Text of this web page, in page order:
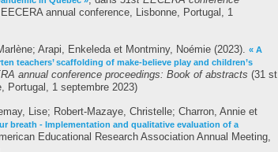
annual conference, Lisbonne, Portugal, 1
; Arapi, Enkeledaet Montminy, Noémie (2023). « A
teachers’ scaffolding of make-believe play and children’s
annual conference proceedings: Book of abstracts (31 st
Portugal, 1 septembre 2023)
Lise; Robert-Mazaye, Christelle; Charron, Annie et
breath - Implementation and qualitative evaluation of a
Educational Research Association Annual Meeting,